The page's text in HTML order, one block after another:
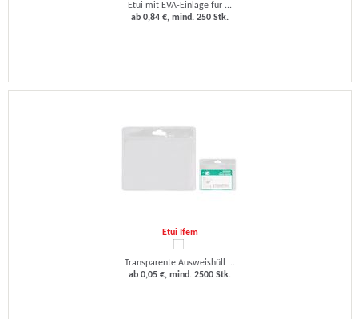
Etui mit EVA-Einlage für ...
ab 0,84 €, mind. 250 Stk.
Etui Ifem
Transparente Ausweishüll ...
ab 0,05 €, mind. 2500 Stk.